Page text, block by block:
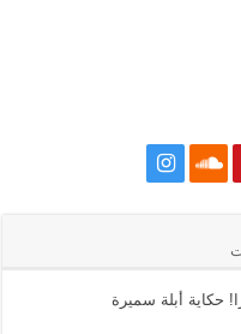
حكاية أبلة سميرة